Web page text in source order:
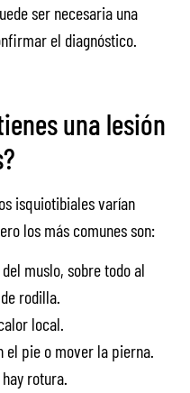
ser necesaria una
el diagnóstico.
una lesión
isquiotibiales varían
los más comunes son:
muslo, sobre todo al
rodilla.
local.
el pie o mover la pierna.
rotura.